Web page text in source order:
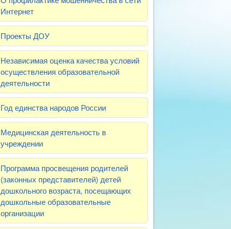
Интернет
Проекты ДОУ
Независимая оценка качества условий
осуществления образовательной
деятельности
Год единства народов России
Медицинская деятельность в
учреждении
Программа просвещения родителей
(законных представителей) детей
дошкольного возраста, посещающих
дошкольные образовательные
организации